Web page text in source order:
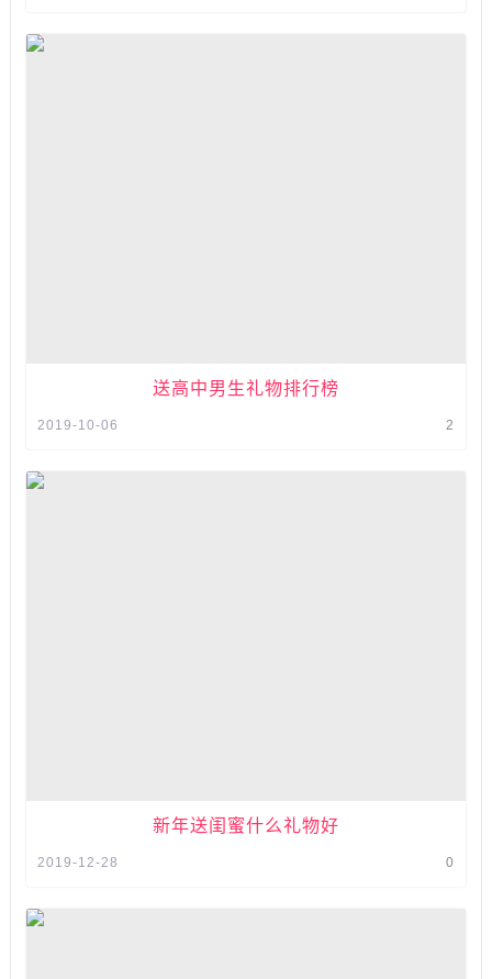
送高中男生礼物排行榜
2
2019-10-06
新年送闺蜜什么礼物好
0
2019-12-28